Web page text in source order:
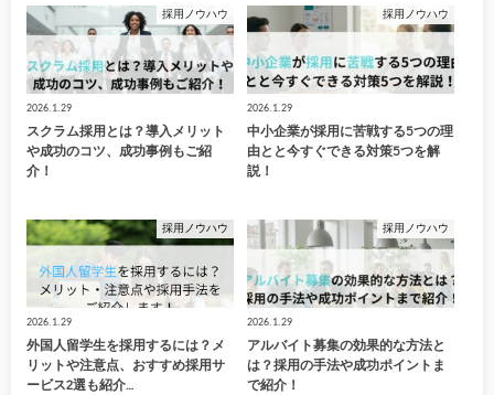
採用ノウハウ
2026.1.29
スクラム採用とは？導入メリット
や成功のコツ、成功事例もご紹
介！
採用ノウハウ
2026.1.29
中小企業が採用に苦戦する5つの理
由とと今すぐできる対策5つを解
説！
採用ノウハウ
2026.1.29
外国人留学生を採用するには？メ
リットや注意点、おすすめ採用サ
ービス2選も紹介…
採用ノウハウ
2026.1.29
アルバイト募集の効果的な方法と
は？採用の手法や成功ポイントま
で紹介！